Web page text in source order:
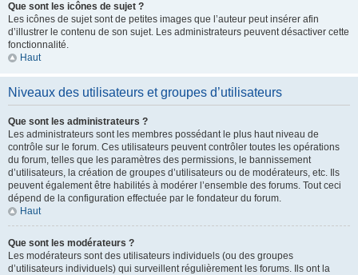
Que sont les icônes de sujet ?
Les icônes de sujet sont de petites images que l’auteur peut insérer afin
d’illustrer le contenu de son sujet. Les administrateurs peuvent désactiver cette
fonctionnalité.
Haut
Niveaux des utilisateurs et groupes d’utilisateurs
Que sont les administrateurs ?
Les administrateurs sont les membres possédant le plus haut niveau de
contrôle sur le forum. Ces utilisateurs peuvent contrôler toutes les opérations
du forum, telles que les paramètres des permissions, le bannissement
d’utilisateurs, la création de groupes d’utilisateurs ou de modérateurs, etc. Ils
peuvent également être habilités à modérer l’ensemble des forums. Tout ceci
dépend de la configuration effectuée par le fondateur du forum.
Haut
Que sont les modérateurs ?
Les modérateurs sont des utilisateurs individuels (ou des groupes
d’utilisateurs individuels) qui surveillent régulièrement les forums. Ils ont la